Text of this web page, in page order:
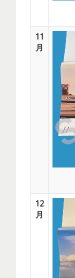
11
月
12
月